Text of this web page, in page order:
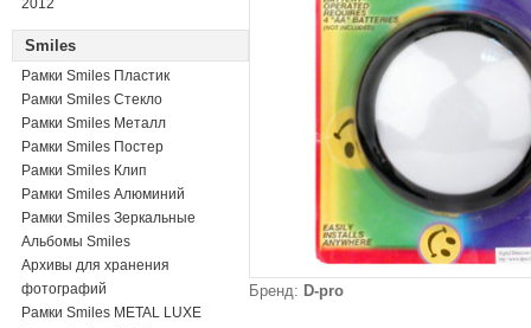
2012
Smiles
Рамки Smiles Пластик
Рамки Smiles Стекло
Рамки Smiles Металл
Рамки Smiles Постер
Рамки Smiles Клип
Рамки Smiles Алюминий
Рамки Smiles Зеркальные
Альбомы Smiles
Архивы для хранения
фотографий
Рамки Smiles METAL LUXE
Бренд: D-pro